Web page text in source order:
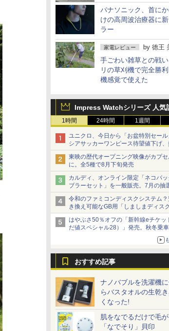
パナソニック、首に
けの高周波治療器に
ラー
家電レビュー by 徳王
手ごわい雑草との戦
リの草刈機で完全勝
機感覚で使えた
Impress Watchシリーズ 人気
1時間 24時間 1週間
ユニクロ、今日から「お盆特別セー
シアサッカーワンピース待望値下げ
ショーツは1990円に
東映の歴代オープニング映像がカプセ
に。全5種で8月下旬発売
カルディ、オンライン限定「ネコバ
ブラーセット」を一般販売。7月の抽
当選無効分
令和のファミコンディスクシステム
き換え可能なGB用「しましまディス
ム」
はやぶさ50％オフの「新幹線eチケッ
だ値スペシャル28）」発売。秋冬乗
おすすめ記事
ナノバブルを洗濯機
らバスタオルの生乾
くなった!
肌をなでるだけで毛
「なでそり」貝印